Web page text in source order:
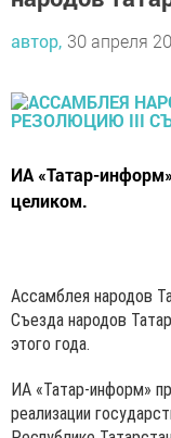
автор, 30 апреля
ИА «Татар-
целиком.
Ассамблея народов
Съезда народов
этого года.
ИА «Татар-информ»
реализации